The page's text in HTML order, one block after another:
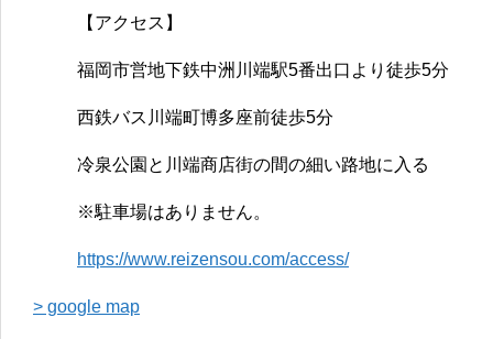
【アクセス】
福岡市営地下鉄中洲川端駅5番出口より徒歩5分
西鉄バス川端町博多座前徒歩5分
冷泉公園と川端商店街の間の細い路地に入る
※駐車場はありません。
https://www.reizensou.com/access/
> google map